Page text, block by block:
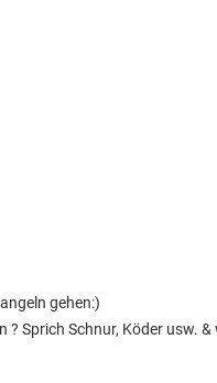
gehen:)
? Sprich Schnur, Köder usw.